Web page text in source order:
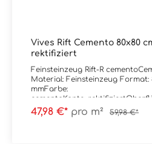
Vives Rift Cemento 80x80
rektifiziert
Feinsteinzeug Rift-R
Material: Feinsteinzeug Format:
mmFarbe:
cementoKante:
R9
46,08 m²
47,98 €* pro m² 59,98 €*